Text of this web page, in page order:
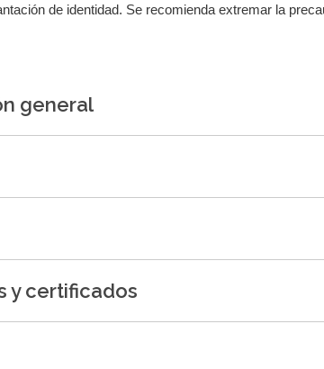
de identidad. Se recomienda extremar la
general
y certificados